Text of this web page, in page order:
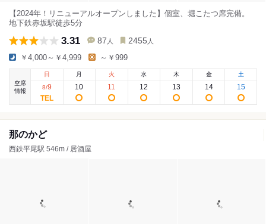
【2024年！リニューアルオープンしました】個室、堀こたつ席完備。
地下鉄赤坂駅徒歩5分
3.31 87 人 2455 人
￥4,000～￥4,999 ～￥999
空席
情報
日
8/9
月
10
火
11
水
12
木
13
金
14
土
15
那のかど
西鉄平尾駅 546m / 居酒屋